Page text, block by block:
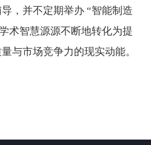
，并不定期举办 “智能制造
术智慧源源不断地转化为提
与市场竞争力的现实动能。